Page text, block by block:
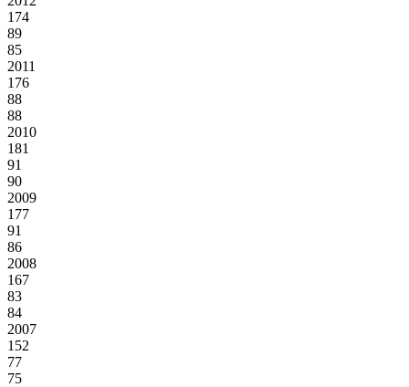
174
89
85
2011
176
88
88
2010
181
91
90
2009
177
91
86
2008
167
83
84
2007
152
77
75